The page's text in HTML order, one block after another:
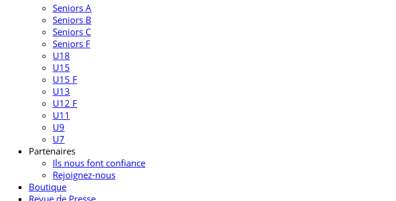
Seniors A
Seniors B
Seniors C
Seniors F
U18
U15
U15 F
U13
U12 F
U11
U9
U7
Partenaires
Ils nous font confiance
Rejoignez-nous
Boutique
Revue de Presse